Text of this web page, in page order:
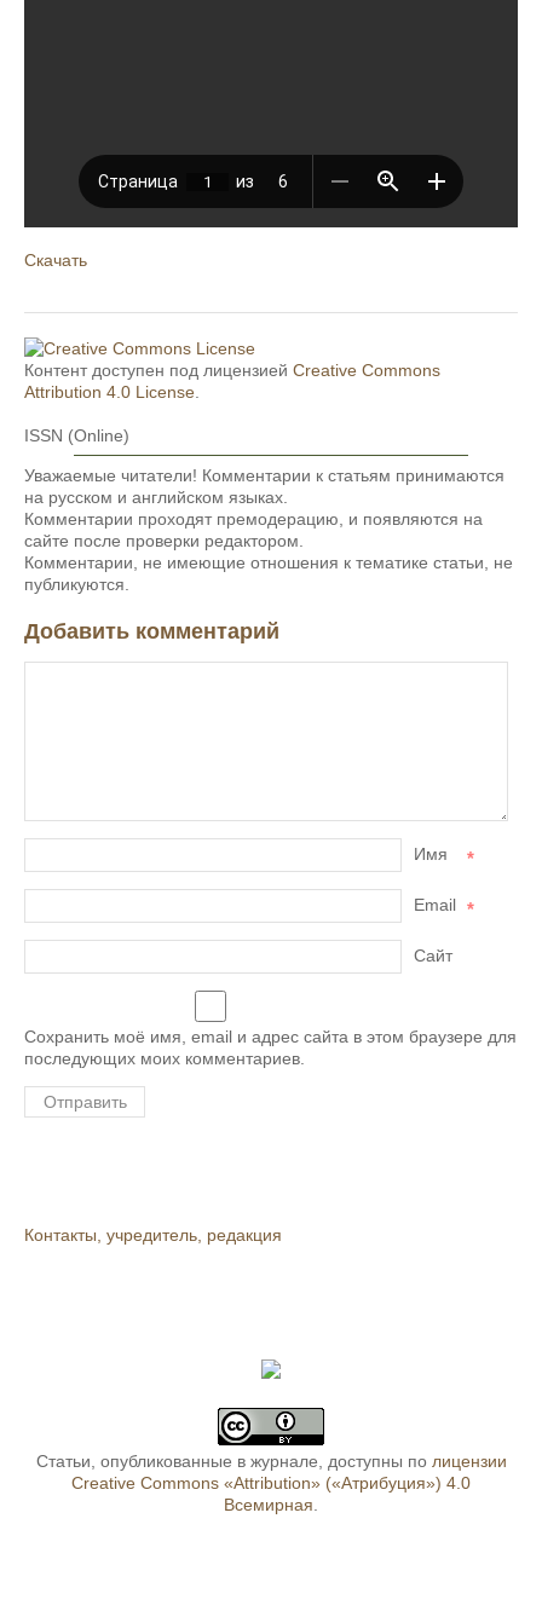
Скачать
Контент доступен под лицензией Creative Commons
Attribution 4.0 License
ISSN (Online)
Уважаемые читатели! Комментарии к статьям принимаются
на русском и английском языках.
Комментарии проходят премодерацию, и появляются на
сайте после проверки редактором.
Комментарии, не имеющие отношения к тематике статьи, не
публикуются.
Добавить комментарий
Имя *
Email *
Сайт
Сохранить моё имя, email и адрес сайта в этом браузере для
последующих моих комментариев.
Контакты, учредитель, редакция
Статьи, опубликованные в журнале, доступны по лицензии
Creative Commons «Attribution» («Атрибуция») 4.0
Всемирная